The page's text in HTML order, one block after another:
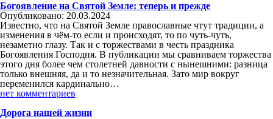
Богоявление на Святой Земле: теперь и прежде
Опубликовано: 20.03.2024
Известно, что на Святой Земле православные чтут традиции, а
изменения в чём-то если и происходят, то по чуть-чуть,
незаметно глазу. Так и с торжествами в честь праздника
Богоявления Господня. В публикации мы сравниваем торжества
этого дня более чем столетней давности с нынешними: разница
только внешняя, да и то незначительная. Зато мир вокруг
переменился кардинально…
нет комментариев
Дорога нашей жизни